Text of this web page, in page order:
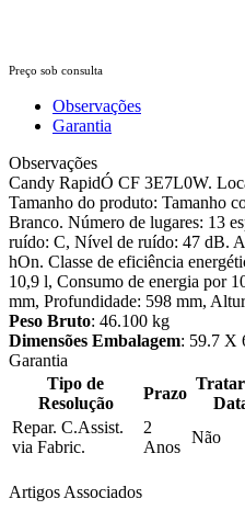
Preço sob consulta
Observações
Garantia
Observações
Candy RapidÓ CF 3E7L0W.
Tamanho do produto: Tamanho
Branco. Número de lugares: 13
ruído: C, Nível de ruído: 47 dB.
hOn. Classe de eficiência
10,9 l, Consumo de energia por
mm, Profundidade: 598 mm,
Peso Bruto: 46.100 kg
Dimensões Embalagem: 59.7 X
Garantia
Tipo de
Resolução
Prazo
Tratar
Repar. C.Assist.
via Fabric.
2
Anos
Não
Artigos Associados